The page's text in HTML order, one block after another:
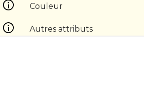
Couleur
Autres attributs